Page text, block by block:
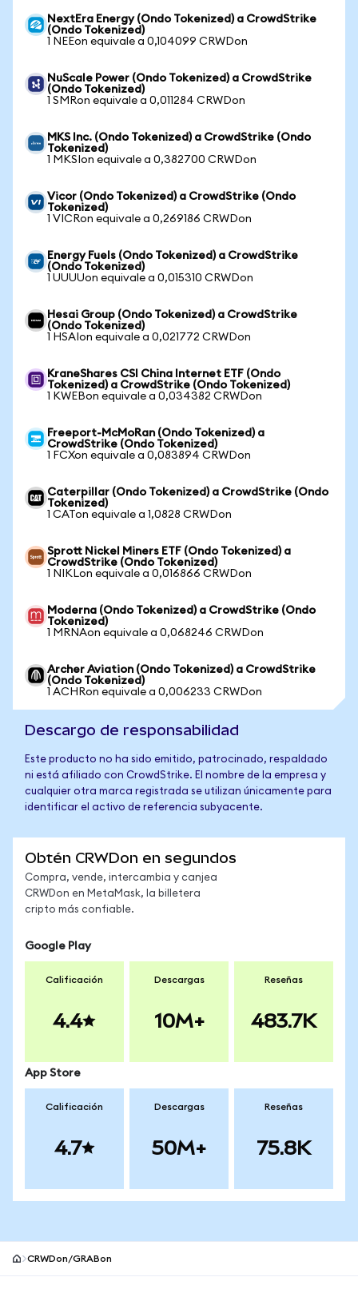
NextEra Energy (Ondo Tokenized) a CrowdStrike
(Ondo Tokenized)
1 NEEon equivale a 0,104099 CRWDon
NuScale Power (Ondo Tokenized) a CrowdStrike
(Ondo Tokenized)
1 SMRon equivale a 0,011284 CRWDon
MKS Inc. (Ondo Tokenized) a CrowdStrike (Ondo
Tokenized)
1 MKSIon equivale a 0,382700 CRWDon
Vicor (Ondo Tokenized) a CrowdStrike (Ondo
Tokenized)
1 VICRon equivale a 0,269186 CRWDon
Energy Fuels (Ondo Tokenized) a CrowdStrike
(Ondo Tokenized)
1 UUUUon equivale a 0,015310 CRWDon
Hesai Group (Ondo Tokenized) a CrowdStrike
(Ondo Tokenized)
1 HSAIon equivale a 0,021772 CRWDon
KraneShares CSI China Internet ETF (Ondo
Tokenized) a CrowdStrike (Ondo Tokenized)
1 KWEBon equivale a 0,034382 CRWDon
Freeport-McMoRan (Ondo Tokenized) a
CrowdStrike (Ondo Tokenized)
1 FCXon equivale a 0,083894 CRWDon
Caterpillar (Ondo Tokenized) a CrowdStrike (Ondo
Tokenized)
1 CATon equivale a 1,0828 CRWDon
Sprott Nickel Miners ETF (Ondo Tokenized) a
CrowdStrike (Ondo Tokenized)
1 NIKLon equivale a 0,016866 CRWDon
Moderna (Ondo Tokenized) a CrowdStrike (Ondo
Tokenized)
1 MRNAon equivale a 0,068246 CRWDon
Archer Aviation (Ondo Tokenized) a CrowdStrike
(Ondo Tokenized)
1 ACHRon equivale a 0,006233 CRWDon
Descargo de responsabilidad
Este producto no ha sido emitido, patrocinado, respaldado
ni está afiliado con CrowdStrike. El nombre de la empresa y
cualquier otra marca registrada se utilizan únicamente para
identificar el activo de referencia subyacente.
Obtén CRWDon en segundos
Compra, vende, intercambia y canjea
CRWDon en MetaMask, la billetera
cripto más confiable.
Google Play
Calificación
4.4
Descargas
10M+
Reseñas
483.7K
App Store
Calificación
4.7
Descargas
50M+
Reseñas
75.8K
CRWDon/GRABon